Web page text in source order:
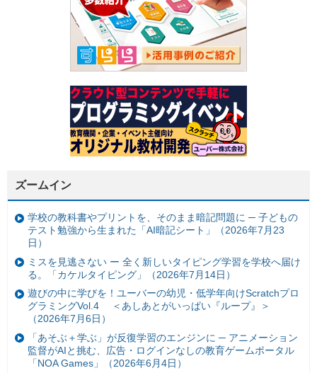
ズームイン
学校の教科書やプリントを、そのまま暗記問題に ─ 子どもの
テスト勉強から生まれた「AI暗記シート」（2026年7月23
日）
ミスを見逃さない ー 全く新しいタイピング学習を学校へ届け
る。「カケルタイピング」（2026年7月14日）
遊びの中に学びを！ユーバーの幼児・低学年向けScratchプロ
グラミングVol.4 ＜あしあとがいっぱい『ループ』＞
（2026年7月6日）
「あそぶ＋学ぶ」が反復学習のエンジンに ─ アニメーション
監督がAIと挑む、広告・ログインなしの教育ゲームポータル
「NOA Games」（2026年6月4日）